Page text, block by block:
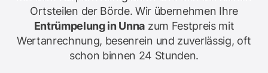
Ortsteilen der Börde. Wir übernehmen Ihre
Entrümpelung in Unna zum Festpreis mit
Wertanrechnung, besenrein und zuverlässig, oft
schon binnen 24 Stunden.